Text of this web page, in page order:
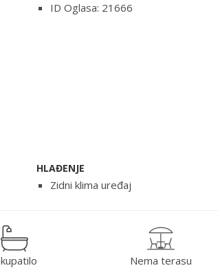
ID Oglasa: 21666
HLAĐENJE
Zidni klima uređaj
kupatilo Nema terasu